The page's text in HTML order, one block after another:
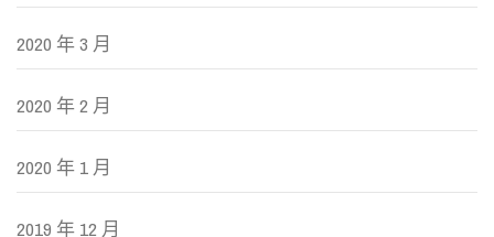
2020 年 3 月
2020 年 2 月
2020 年 1 月
2019 年 12 月